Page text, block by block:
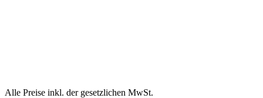
Alle Preise inkl. der gesetzlichen MwSt.